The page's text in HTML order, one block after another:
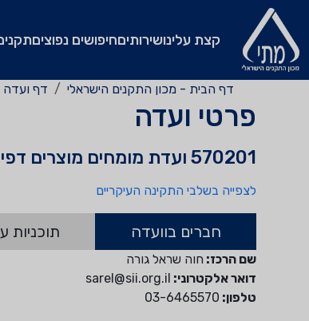
קצת עלינושירותיםחיפושים נפוצים
דף הבית - מכון התקנים הישראלי דף ועדה
פרטי ועדה
570201 ועדת מומחים מוצרים דפיפים דקורטיביים
לצפייה בשלבי התקינה העיקריים
חברים בוועדה תוכניות
שם הרכז: חוה שראל גורה
דואר אלקטרוני: sarel@sii.org.il
טלפון: 03-6465570